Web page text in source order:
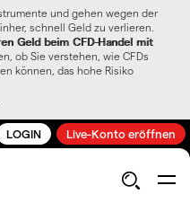
und gehen wegen der
schnell Geld zu verlieren.
Geld beim CFD-Handel mit
ob Sie verstehen, wie CFDs
können, das hohe Risiko
LOGIN Live-Konto eröffnen